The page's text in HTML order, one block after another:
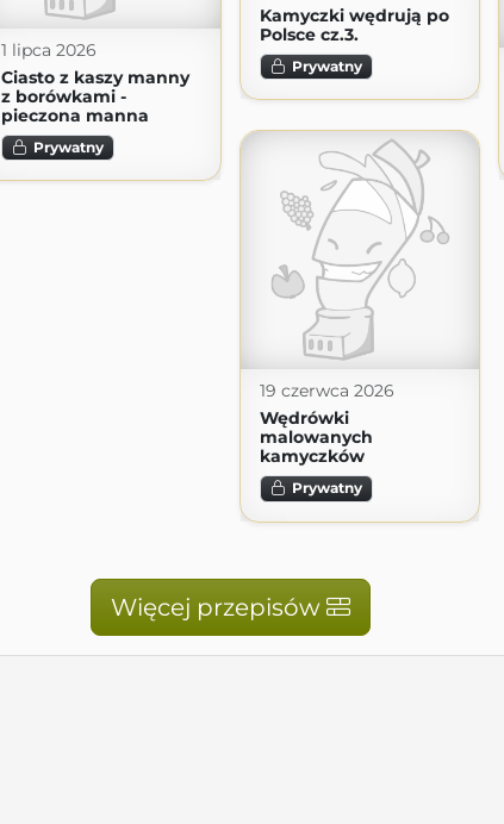
Kamyczki wędrują po
Polsce cz.3.
Prywatny
1 lipca 2026
Ciasto z kaszy manny
z borówkami -
pieczona manna
Prywatny
19 czerwca 2026
Wędrówki
malowanych
kamyczków
Prywatny
Więcej przepisów